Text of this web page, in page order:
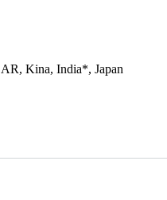
Kina, India*, Japan